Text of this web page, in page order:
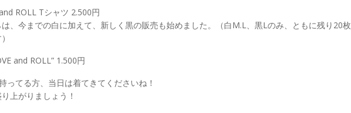
ROLL Tシャツ 2.500円
、今までの白に加えて、新しく黒の販売も始めました。（白M.L、黒Lのみ、ともに残り20枚
and ROLL” 1.500円
ってる方、当日は着てきてくださいね！
上がりましょう！